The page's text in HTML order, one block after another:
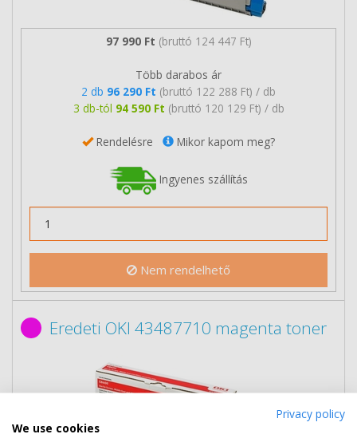
97 990 Ft (bruttó 124 447 Ft)
Több darabos ár
2 db 96 290 Ft (bruttó 122 288 Ft) / db
3 db-tól 94 590 Ft (bruttó 120 129 Ft) / db
Rendelésre Mikor kapom meg?
Ingyenes szállítás
Nem rendelhető
Eredeti OKI 43487710 magenta toner
Privacy policy
We use cookies